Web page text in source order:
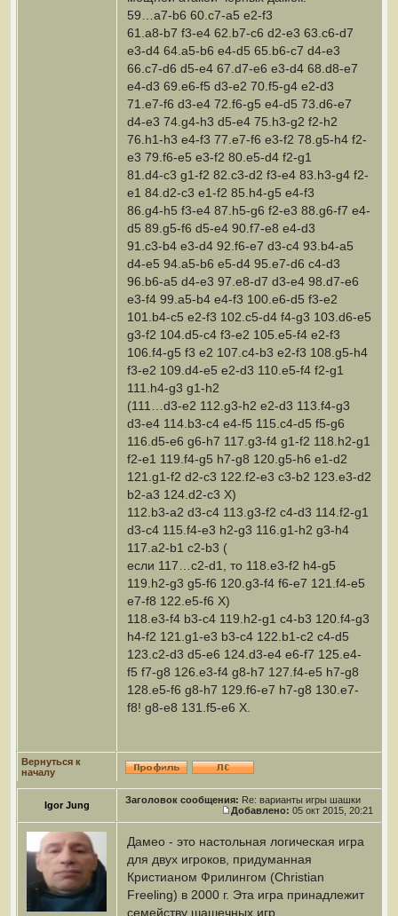
59…a7-b6 60.c7-a5 e2-f3
61.a8-b7 f3-e4 62.b7-c6 d2-e3 63.c6-d7
e3-d4 64.a5-b6 e4-d5 65.b6-c7 d4-e3
66.c7-d6 d5-e4 67.d7-e6 e3-d4 68.d8-e7
e4-d3 69.e6-f5 d3-e2 70.f5-g4 e2-d3
71.e7-f6 d3-e4 72.f6-g5 e4-d5 73.d6-e7
d4-e3 74.g4-h3 d5-e4 75.h3-g2 f2-h2
76.h1-h3 e4-f3 77.e7-f6 e3-f2 78.g5-h4 f2-
e3 79.f6-e5 e3-f2 80.e5-d4 f2-g1
81.d4-c3 g1-f2 82.c3-d2 f3-e4 83.h3-g4 f2-
e1 84.d2-c3 e1-f2 85.h4-g5 e4-f3
86.g4-h5 f3-e4 87.h5-g6 f2-e3 88.g6-f7 e4-
d5 89.g5-f6 d5-e4 90.f7-e8 e4-d3
91.c3-b4 e3-d4 92.f6-e7 d3-c4 93.b4-a5
d4-e5 94.a5-b6 e5-d4 95.e7-d6 c4-d3
96.b6-a5 d4-e3 97.e8-d7 d3-e4 98.d7-e6
e3-f4 99.a5-b4 e4-f3 100.e6-d5 f3-e2
101.b4-c5 e2-f3 102.c5-d4 f4-g3 103.d6-e5
g3-f2 104.d5-c4 f3-e2 105.e5-f4 e2-f3
106.f4-g5 f3 e2 107.c4-b3 e2-f3 108.g5-h4
f3-e2 109.d4-e5 e2-d3 110.e5-f4 f2-g1
111.h4-g3 g1-h2
(111…d3-e2 112.g3-h2 e2-d3 113.f4-g3
d3-e4 114.b3-c4 e4-f5 115.c4-d5 f5-g6
116.d5-e6 g6-h7 117.g3-f4 g1-f2 118.h2-g1
f2-e1 119.f4-g5 h7-g8 120.g5-h6 e1-d2
121.g1-f2 d2-c3 122.f2-e3 c3-b2 123.e3-d2
b2-a3 124.d2-c3 Х)
112.b3-a2 d3-c4 113.g3-f2 c4-d3 114.f2-g1
d3-c4 115.f4-e3 h2-g3 116.g1-h2 g3-h4
117.a2-b1 c2-b3 (
если 117…c2-d1, то 118.e3-f2 h4-g5
119.h2-g3 g5-f6 120.g3-f4 f6-e7 121.f4-e5
e7-f8 122.e5-f6 X)
118.e3-f4 b3-c4 119.h2-g1 c4-b3 120.f4-g3
h4-f2 121.g1-e3 b3-c4 122.b1-c2 c4-d5
123.c2-d3 d5-e6 124.d3-e4 e6-f7 125.e4-
f5 f7-g8 126.e3-f4 g8-h7 127.f4-e5 h7-g8
128.e5-f6 g8-h7 129.f6-e7 h7-g8 130.e7-
f8! g8-e8 131.f5-e6 X.
Вернуться к
началу
Igor Jung Заголовок сообщения: Re: варианты игры шашки
Добавлено: 05 окт 2015, 20:21
Дамео - это настольная логическая игра
для двух игроков, придуманная
Кристианом Фрилингом (Christian
Freeling) в 2000 г. Эта игра принадлежит
семейству шашечных игр.